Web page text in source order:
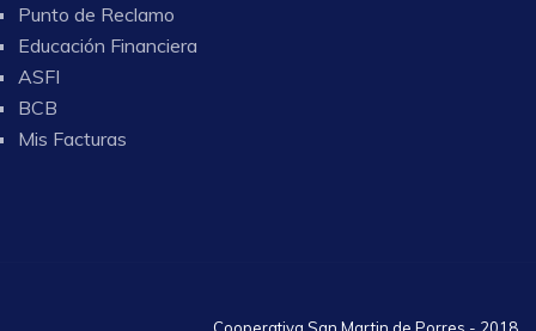
Punto de Reclamo
Educación Financiera
ASFI
BCB
Mis Facturas
Cooperativa San Martin de Porres - 2018